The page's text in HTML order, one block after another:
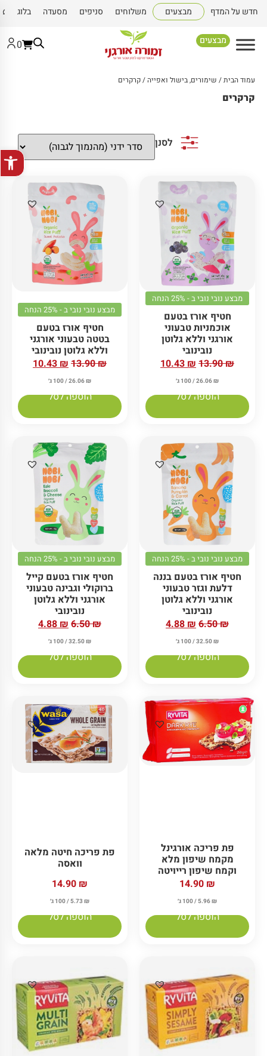
פתח
חדש על המדף מבצעים משלוחים סניפים מסעדה בלוג
מבצעים 0
עמוד הבית/ שימורים, בישול ואפייה/ קרקרים
קרקרים
לסנן
מבצע נובי נובי ב - 25% הנחה
חטיף אורז בטעם
אוכמניות טבעוני
אורגני וללא גלוטן
נובינובי
13.90₪
10.43₪
26.06₪ / 100 ג׳
הוספה לסל
מבצע נובי נובי ב - 25% הנחה
חטיף אורז בטעם
בטטה טבעוני אורגני
וללא גלוטן נובינובי
13.90₪
10.43₪
26.06₪ / 100 ג׳
הוספה לסל
מבצע נובי נובי ב - 25% הנחה
חטיף אורז בטעם בננה
דלעת וגזר טבעוני
אורגני וללא גלוטן
נובינובי
6.50₪
4.88 ₪
32.50₪ / 100 ג׳
הוספה לסל
מבצע נובי נובי ב - 25% הנחה
חטיף אורז בטעם קייל
ברוקולי וגבינה טבעוני
אורגני וללא גלוטן
נובינובי
6.50₪
4.88 ₪
32.50₪ / 100 ג׳
הוספה לסל
פת פריכה אורגינל
מקמח שיפון מלא
וקמח שיפון רייויטה
14.90 ₪
5.96₪ / 100 ג׳
הוספה לסל
פת פריכה חיטה מלאה
וואסה
14.90 ₪
5.73 ₪ / 100 ג׳
הוספה לסל